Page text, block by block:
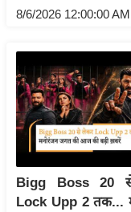
ट
L
2
0
6
क्रा
8/6/2026 12:00:00 AM
Bigg Boss 20
Lock Upp 2 तक...